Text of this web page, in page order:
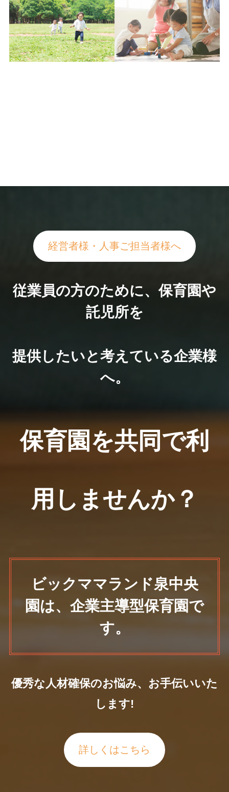
経営者様・人事ご担当者様へ
従業員の方のために、保育園や
託児所を
提供したいと考えている企業様
へ。
保育園を共同で利
用しませんか？
ビックママランド泉中央
園は、企業主導型保育園で
す。
優秀な人材確保のお悩み、お手伝いいた
します!
詳しくはこちら